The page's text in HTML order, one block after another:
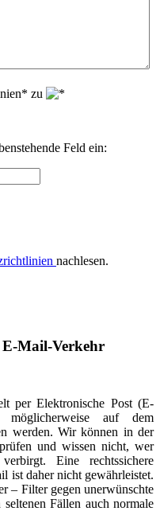
zu
Feld ein:
nachlesen.
Mail-Verkehr
per Elektronische Post (E-
auf dem
werden. Wir können in der
und wissen nicht, wer
Eine rechtssichere
ist daher nicht gewährleistet.
– Filter gegen unerwünschte
Fällen auch normale